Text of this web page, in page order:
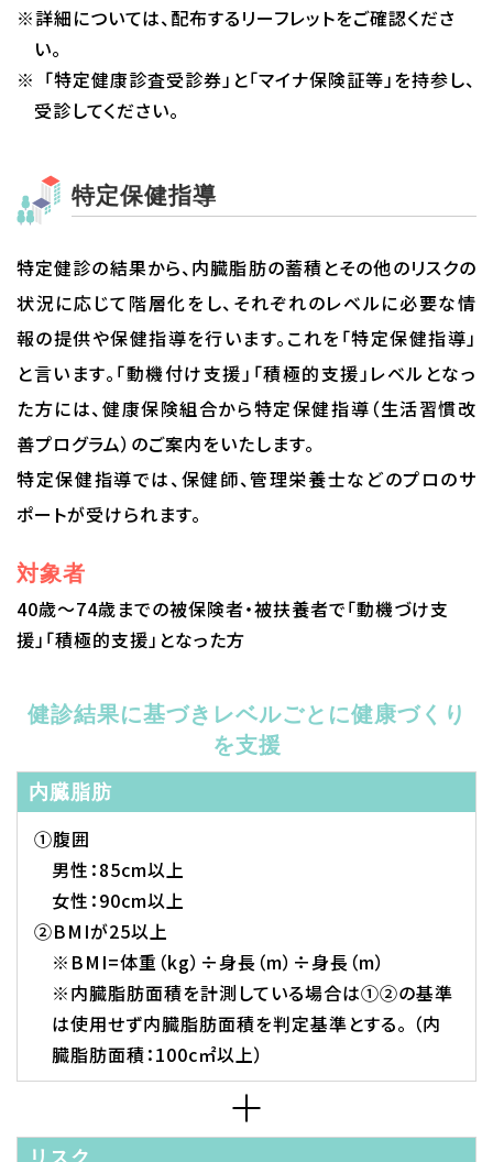
※詳細については、配布するリーフレットをご確認くださ
い。
※「特定健康診査受診券」と「マイナ保険証等」を持参し、
受診してください。
特定保健指導
特定健診の結果から、内臓脂肪の蓄積とその他のリスクの
状況に応じて階層化をし、それぞれのレベルに必要な情
報の提供や保健指導を行います。これを「特定保健指導」
と言います。「動機付け支援」「積極的支援」レベルとなっ
た方には、健康保険組合から特定保健指導（生活習慣改
善プログラム）のご案内をいたします。
特定保健指導では、保健師、管理栄養士などのプロのサ
ポートが受けられます。
対象者
40歳～74歳までの被保険者・被扶養者で「動機づけ支
援」「積極的支援」となった方
健診結果に基づきレベルごとに健康づくり
を支援
内臓脂肪
①腹囲
男性：85cm以上
女性：90cm以上
②BMIが25以上
※BMI=体重（kg）÷身長（m）÷身長（m）
※内臓脂肪面積を計測している場合は①②の基準
は使用せず内臓脂肪面積を判定基準とする。 （内
臓脂肪面積：100c㎡以上）
リスク